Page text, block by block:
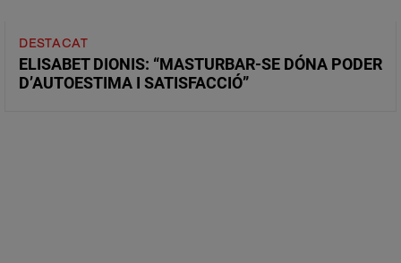
DESTACAT
ELISABET DIONIS: “MASTURBAR-SE DÓNA PODER
D’AUTOESTIMA I SATISFACCIÓ”